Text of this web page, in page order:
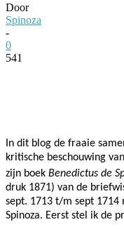
Door
Spinoza
-
0
541
In dit blog de fraaie
kritische beschouwing
zijn boek Benedictus de
druk 1871) van de
sept. 1713 t/m sept 1714
Spinoza. Eerst stel ik de